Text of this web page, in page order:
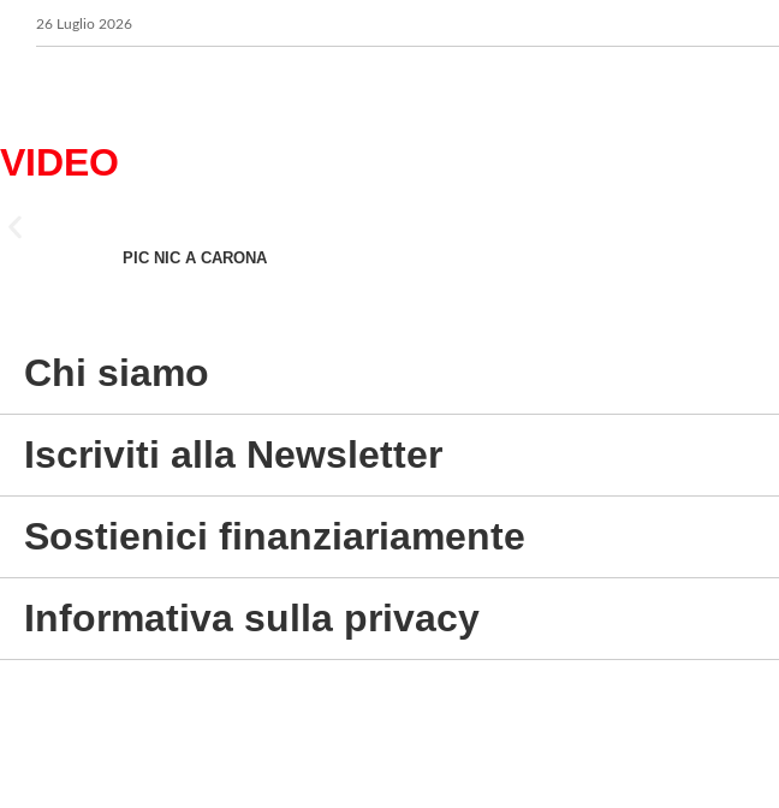
26 Luglio 2026
VIDEO
PIC NIC A CARONA
Chi siamo
Iscriviti alla Newsletter
Sostienici finanziariamente
Informativa sulla privacy